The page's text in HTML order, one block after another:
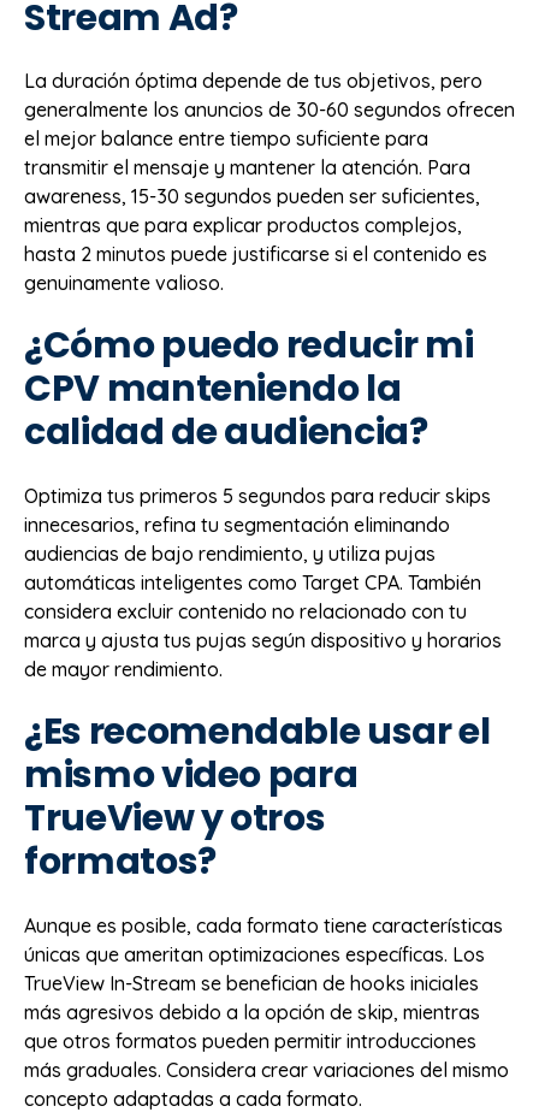
Stream Ad?
La duración óptima depende de tus objetivos, pero
generalmente los anuncios de 30-60 segundos ofrecen
el mejor balance entre tiempo suficiente para
transmitir el mensaje y mantener la atención. Para
awareness, 15-30 segundos pueden ser suficientes,
mientras que para explicar productos complejos,
hasta 2 minutos puede justificarse si el contenido es
genuinamente valioso.
¿Cómo puedo reducir mi
CPV manteniendo la
calidad de audiencia?
Optimiza tus primeros 5 segundos para reducir skips
innecesarios, refina tu segmentación eliminando
audiencias de bajo rendimiento, y utiliza pujas
automáticas inteligentes como Target CPA. También
considera excluir contenido no relacionado con tu
marca y ajusta tus pujas según dispositivo y horarios
de mayor rendimiento.
¿Es recomendable usar el
mismo video para
TrueView y otros
formatos?
Aunque es posible, cada formato tiene características
únicas que ameritan optimizaciones específicas. Los
TrueView In-Stream se benefician de hooks iniciales
más agresivos debido a la opción de skip, mientras
que otros formatos pueden permitir introducciones
más graduales. Considera crear variaciones del mismo
concepto adaptadas a cada formato.